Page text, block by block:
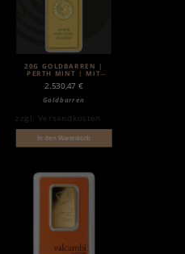
20G GOLDBARREN |
PERTH MINT | MIT
ZERTIFIKAT
2.530,47 €
Goldbarren
zzgl. Versandkosten
In den Warenkorb